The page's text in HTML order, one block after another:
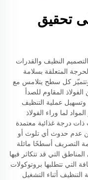
تحقيق
النظيف والقدرات
المتعلقة بسلامة
وتتميّز كل سطح يتلامس مع
المقاوم للصدأ
وتسهيل عملية التنظيف
لما وراء الفولاذ
ذات درجة غذائية معتمدة
عدم حدوث أي تلوث أو
التصريف أسطحًا مائلة
التي قد تتكاثر فيها
التي تتطلبها بروتوكولات
التنظيف أثناء التشغيل